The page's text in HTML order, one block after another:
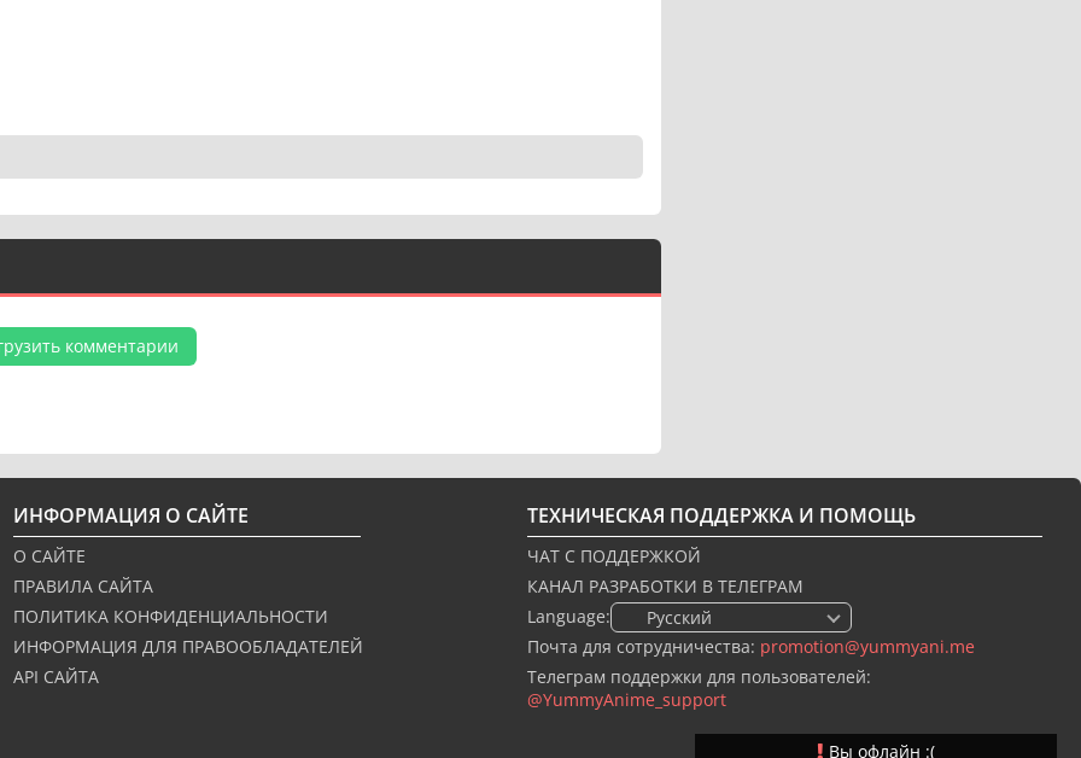
комментарии
ИНФОРМАЦИЯ О САЙТЕ
О САЙТЕ
ПРАВИЛА САЙТА
ПОЛИТИКА КОНФИДЕНЦИАЛЬНОСТИ
ИНФОРМАЦИЯ ДЛЯ ПРАВООБЛАДАТЕЛЕЙ
API САЙТА
ТЕХНИЧЕСКАЯ ПОДДЕРЖКА И ПОМОЩЬ
ЧАТ С ПОДДЕРЖКОЙ
КАНАЛ РАЗРАБОТКИ В ТЕЛЕГРАМ
Language:
🇷🇺 Русский
Почта для сотрудничества: promotion@yummyani.me
Телеграм поддержки для пользователей:
@YummyAnime_support
Вы офлайн :(